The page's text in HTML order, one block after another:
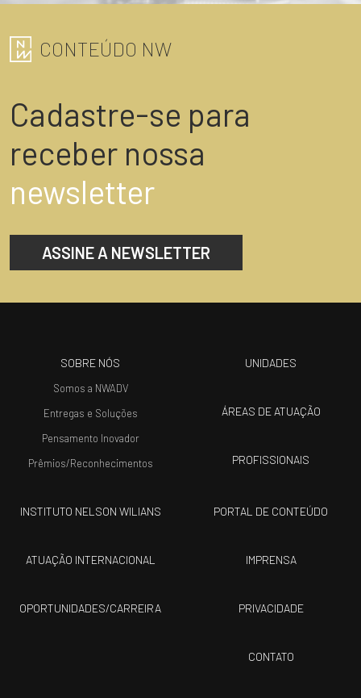
CONTEÚDO NW
Cadastre-se para
receber nossa
newsletter
ASSINE A NEWSLETTER
SOBRE NÓS
Somos a NWADV
Entregas e Soluções
Pensamento Inovador
Prêmios/Reconhecimentos
UNIDADES
ÁREAS DE ATUAÇÃO
PROFISSIONAIS
INSTITUTO NELSON WILIANS
ATUAÇÃO INTERNACIONAL
OPORTUNIDADES/CARREIRA
PORTAL DE CONTEÚDO
IMPRENSA
PRIVACIDADE
CONTATO